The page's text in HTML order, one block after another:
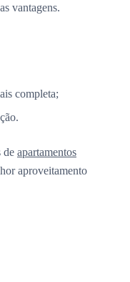
vantagens.
completa;
de apartamentos
aproveitamento